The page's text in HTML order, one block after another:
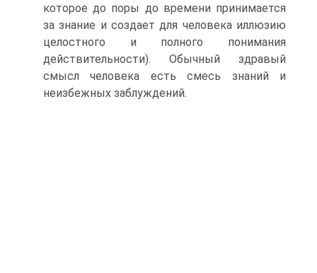
которое до поры до времени принимается
за знание и создает для человека иллюзию
целостного и полного понимания
действительности). Обычный здравый
смысл человека есть смесь знаний и
неизбежных заблуждений.